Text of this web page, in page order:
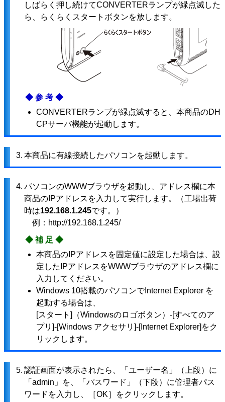
しばらく押し続けてCONVERTERランプが緑点滅した
ら、らくらくスタートボタンを放します。
◆参考◆
CONVERTERランプが緑点滅すると、本商品のDH
CPサーバ機能が起動します。
3. 本商品に有線接続したパソコンを起動します。
4. パソコンのWWWブラウザを起動し、アドレス欄に本
商品のIPアドレスを入力して実行します。（工場出荷
時は192.168.1.245です。）
例：http://192.168.1.245/
◆補足◆
本商品のIPアドレスを固定値に設定した場合は、設
定したIPアドレスをWWWブラウザのアドレス欄に
入力してください。
Windows 10搭載のパソコンでInternet Explorer を
起動する場合は、
[スタート]（Windowsのロゴボタン）-[すべてのア
プリ]-[Windows アクセサリ]-[Internet Explorer]をク
リックします。
5. 認証画面が表示されたら、「ユーザー名」（上段）に
「admin」を、「パスワード」（下段）に管理者パス
ワードを入力し、［OK］をクリックします。